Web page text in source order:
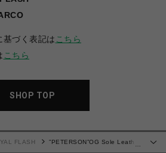
基づく表記は こちら
こちら
SHOP TOP
…
FLASH
”PETERSON”OG Sole Leather